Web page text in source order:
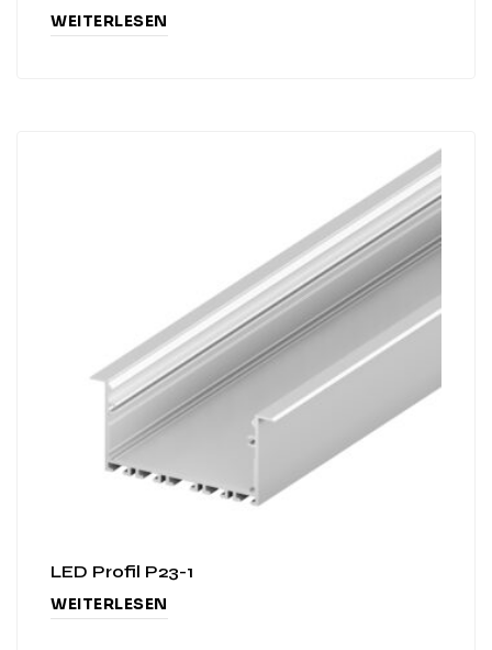
WEITERLESEN
LED Profil P23-1
WEITERLESEN